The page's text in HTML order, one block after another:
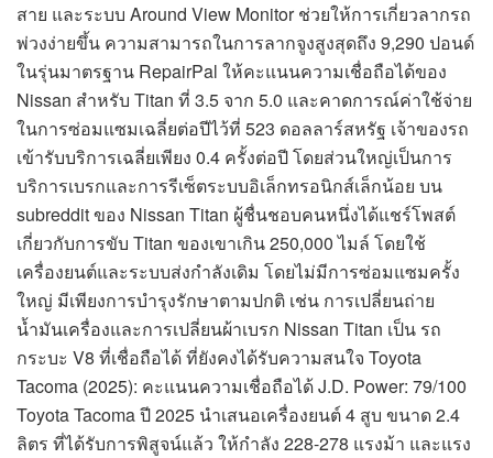
สาย และระบบ Around View Monitor ช่วยให้การเกี่ยวลากรถ
พ่วงง่ายขึ้น ความสามารถในการลากจูงสูงสุดถึง 9,290 ปอนด์
ในรุ่นมาตรฐาน RepairPal ให้คะแนนความเชื่อถือได้ของ
Nissan สำหรับ Titan ที่ 3.5 จาก 5.0 และคาดการณ์ค่าใช้จ่าย
ในการซ่อมแซมเฉลี่ยต่อปีไว้ที่ 523 ดอลลาร์สหรัฐ เจ้าของรถ
เข้ารับบริการเฉลี่ยเพียง 0.4 ครั้งต่อปี โดยส่วนใหญ่เป็นการ
บริการเบรกและการรีเซ็ตระบบอิเล็กทรอนิกส์เล็กน้อย บน
subreddit ของ Nissan Titan ผู้ชื่นชอบคนหนึ่งได้แชร์โพสต์
เกี่ยวกับการขับ Titan ของเขาเกิน 250,000 ไมล์ โดยใช้
เครื่องยนต์และระบบส่งกำลังเดิม โดยไม่มีการซ่อมแซมครั้ง
ใหญ่ มีเพียงการบำรุงรักษาตามปกติ เช่น การเปลี่ยนถ่าย
น้ำมันเครื่องและการเปลี่ยนผ้าเบรก Nissan Titan เป็น รถ
กระบะ V8 ที่เชื่อถือได้ ที่ยังคงได้รับความสนใจ Toyota
Tacoma (2025): คะแนนความเชื่อถือได้ J.D. Power: 79/100
Toyota Tacoma ปี 2025 นำเสนอเครื่องยนต์ 4 สูบ ขนาด 2.4
ลิตร ที่ได้รับการพิสูจน์แล้ว ให้กำลัง 228-278 แรงม้า และแรง